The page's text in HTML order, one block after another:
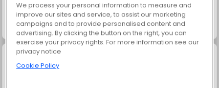
Masha and the Bear: Meadows Juice Merge
We process your personal information to measure and
improve our sites and service, to assist our marketing
campaigns and to provide personalised content and
advertising. By clicking the button on the right, you can
exercise your privacy rights. For more information see our
privacy notice
Cookie Policy